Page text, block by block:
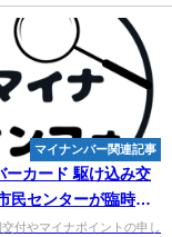
マイナンバー関連記事
ーカード 駆け込み交
民センターが臨時開
ウンニュース
付やマイナポイントの申し